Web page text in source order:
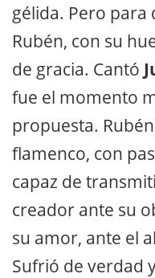
gélida. Pero para
Rubén, con su
de gracia. Cantó
fue el momento
propuesta.
flamenco, con
capaz de
creador ante su
su amor, ante el
Sufrió de verdad